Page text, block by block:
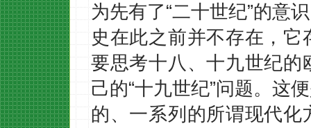
为先有了“二十世纪”的意
史在此之前并不存在，
要思考十八、十九世纪
己的“十九世纪”问题。这
的、一系列的所谓现代